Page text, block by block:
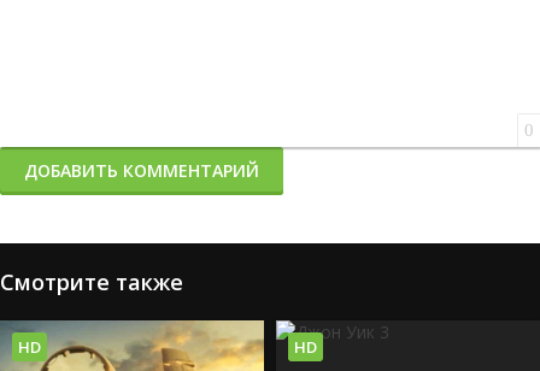
0
ДОБАВИТЬ КОММЕНТАРИЙ
Смотрите также
HD HD